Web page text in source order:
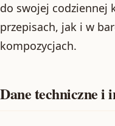
do swojej codziennej
przepisach, jak i w
kompozycjach.
Dane techniczne i